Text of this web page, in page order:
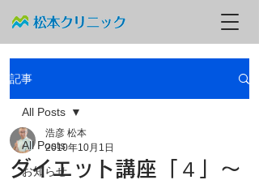
記事
All Posts
お知らせ
All Posts
ダイエット講座「４」～
浩彦 松本
2010年10月1日